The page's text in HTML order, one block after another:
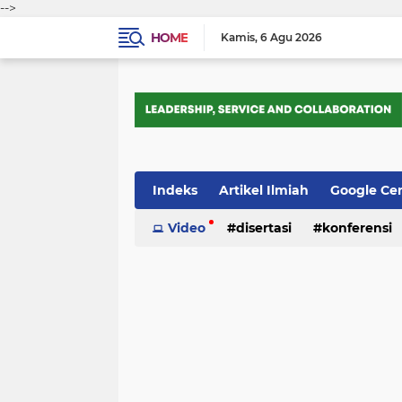
-->
HOME
Kamis 6 Agu 2026
Indeks Artikel Ilmiah Google
Tips Trik Webometrics
Video disertasi konferensi